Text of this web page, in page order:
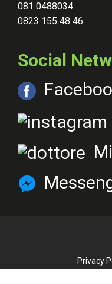
081 0488034
0823 155 48 46
Social
Privacy